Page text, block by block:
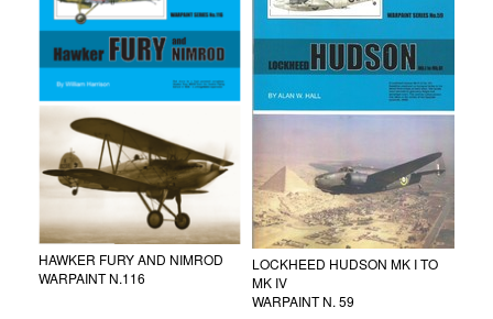
HAWKER FURY AND NIMROD
WARPAINT N.116
LOCKHEED HUDSON MK I TO
MK IV
WARPAINT N. 59